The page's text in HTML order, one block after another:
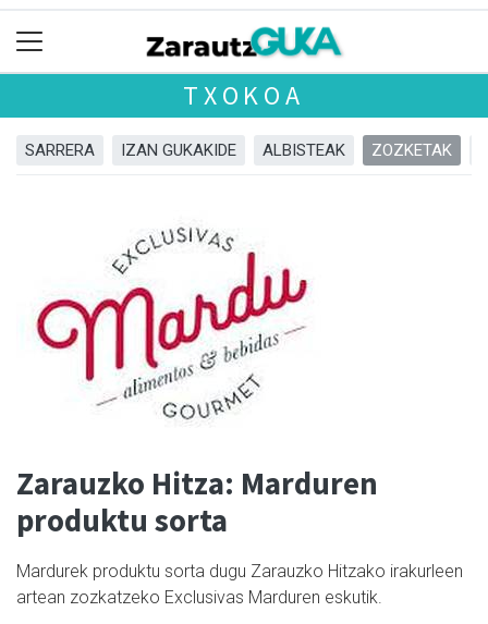
TXOKOA
SARRERA IZAN GUKAKIDE ALBISTEAK ZOZKETAK
Zarauzko Hitza: Marduren
produktu sorta
Mardurek produktu sorta dugu Zarauzko Hitzako irakurleen
artean zozkatzeko Exclusivas Marduren eskutik.